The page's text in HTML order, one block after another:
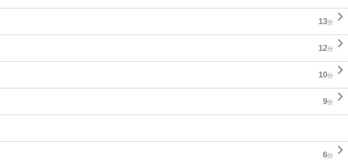
13分 
12分 
10分 
9分 
6分 